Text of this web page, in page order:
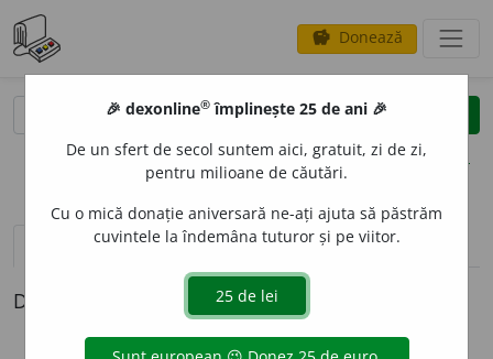
savings Donează
clear
opțiuni
definiții (1) pronunțievolume_up (50)
Definiția cu ID-ul 530086:
🎉 dexonline® împlinește 25 de ani 🎉
De un sfert de secol suntem aici, gratuit, zi de zi,
pentru milioane de căutări.
Cu o mică donație aniversară ne-ați ajuta să păstrăm
cuvintele la îndemâna tuturor și pe viitor.